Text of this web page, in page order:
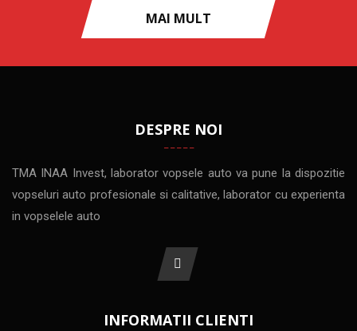
MAI MULT
DESPRE NOI
TMA INAA Invest, laborator vopsele auto va pune la dispozitie
vopseluri auto profesionale si calitative, laborator cu experienta
in vopselele auto
INFORMATII CLIENTI